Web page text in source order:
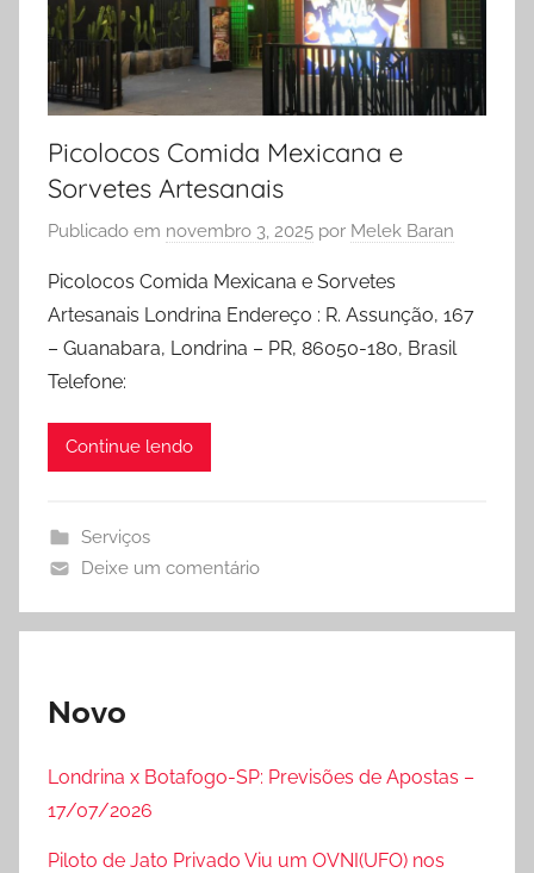
Picolocos Comida Mexicana e
Sorvetes Artesanais
Publicado em novembro 3, 2025 por Melek Baran
Picolocos Comida Mexicana e Sorvetes
Artesanais Londrina Endereço : R. Assunção, 167
– Guanabara, Londrina – PR, 86050-180, Brasil
Telefone:
Continue lendo
Serviços
Deixe um comentário
Novo
Londrina x Botafogo-SP: Previsões de Apostas –
17/07/2026
Piloto de Jato Privado Viu um OVNI(UFO) nos